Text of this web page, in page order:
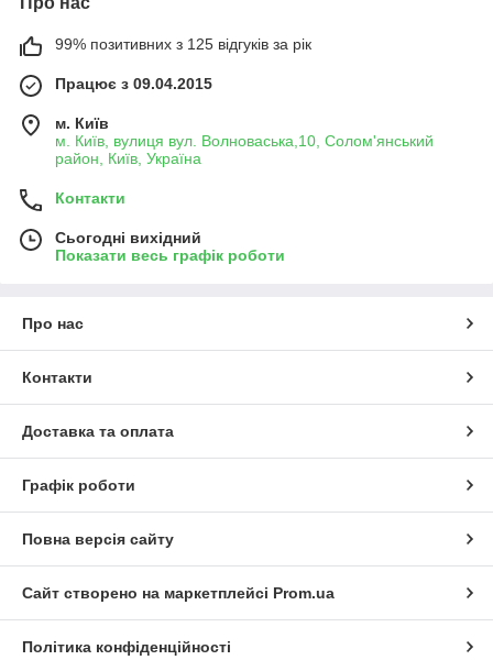
99% позитивних з 125 відгуків за рік
Працює з 09.04.2015
м. Київ
м. Київ, вулиця вул. Волноваська,10, Солом'янський
район, Київ, Україна
Контакти
Сьогодні вихідний
Показати весь графік роботи
Про нас
Контакти
Доставка та оплата
Графік роботи
Повна версія сайту
Сайт створено на маркетплейсі Prom.ua
Політика конфіденційності